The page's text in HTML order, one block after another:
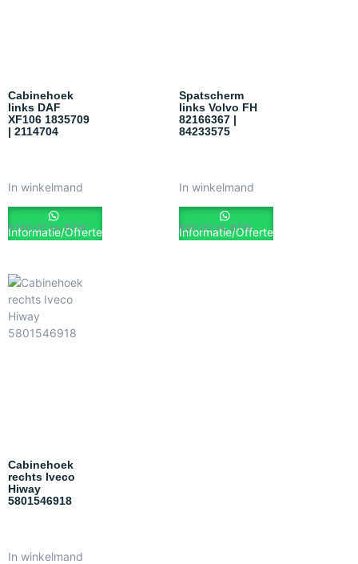
Cabinehoek
links DAF
XF106 1835709
| 2114704
€140.00 ex. BTW
In winkelmand
Informatie/Offerte
Spatscherm
links Volvo FH
82166367 |
84233575
€60.00 ex. BTW
In winkelmand
Informatie/Offerte
Cabinehoek
rechts Iveco
Hiway
5801546918
In winkelmand